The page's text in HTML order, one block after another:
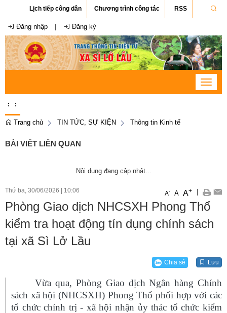
Lịch tiếp công dân Chương trình công tác RSS
Đăng nhập Đăng ký
Toggle
: :
Trang chủ TIN TỨC, SỰ KIỆN Thông tin Kinh tế
BÀI VIẾT LIÊN QUAN
Nội dung đang cập nhật...
Thứ ba, 30/06/2026 10:06 A- A A+
Phòng Giao dịch NHCSXH Phong Thổ
kiểm tra hoạt động tín dụng chính sách
tại xã Sì Lở Lầu
Chia sẻ Lưu
Vừa qua, Phòng Giao dịch Ngân hàng Chính
sách xã hội (NHCSXH) Phong Thổ phối hợp với các
tổ chức chính trị - xã hội nhận ủy thác tổ chức kiểm